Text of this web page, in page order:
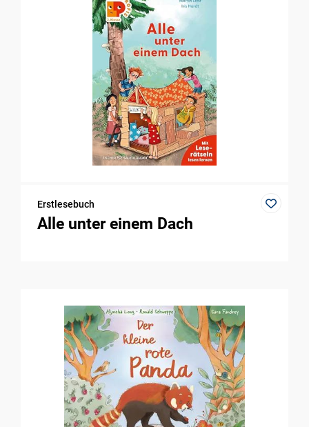
Erstlesebuch
Alle unter einem Dach